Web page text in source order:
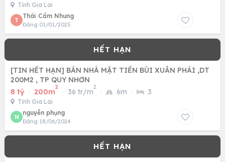
Tỉnh Gia Lai
T
Thái Cẩm Nhung
Đăng 01/01/2025
[TIN HẾT HẠN] BÁN NHÀ MẶT TIỀN BÙI XUÂN PHÁI ,DT
200M2 , TP QUY NHƠN
8 tỷ · 200m
2
· 36 tr/m
2
· 6m · 3
Tỉnh Gia Lai
N
nguyễn phụng
Đăng 18/06/2024